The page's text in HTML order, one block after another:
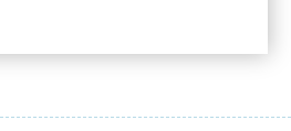
нагрузки на